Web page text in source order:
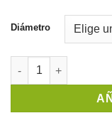
Diámetro
Llave de Instalación